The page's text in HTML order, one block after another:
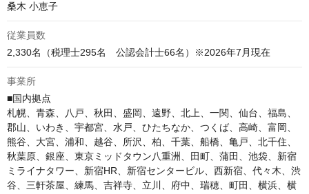
桑木 小恵子
従業員数
2,330名（税理士295名　公認会計士66名）※2026年7月現在
事業所
■国内拠点
札幌、青森、八戸、秋田、盛岡、遠野、北上、一関、仙台、福島、
郡山、いわき、宇都宮、水戸、ひたちなか、つくば、高崎、富岡、
熊谷、大宮、浦和、越谷、所沢、柏、千葉、船橋、亀戸、北千住、
秋葉原、銀座、東京ミッドタウン八重洲、田町、蒲田、池袋、新宿
ミライナタワー、新宿HR、新宿センタービル、西新宿、代々木、渋
谷、三軒茶屋、練馬、吉祥寺、立川、府中、瑞穂、町田、横浜、横